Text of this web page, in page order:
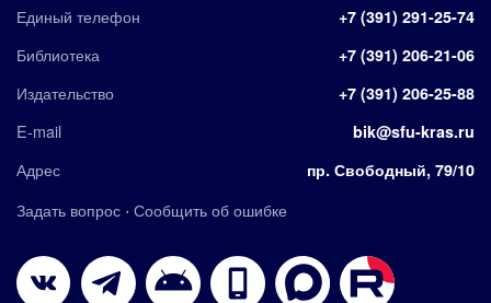
Единый телефон +7 (391) 291-25-74
Библиотека +7 (391) 206-21-06
Издательство +7 (391) 206-25-88
E-mail bik@sfu-kras.ru
Адрес пр. Свободный, 79/10
Задать вопрос · Сообщить об ошибке